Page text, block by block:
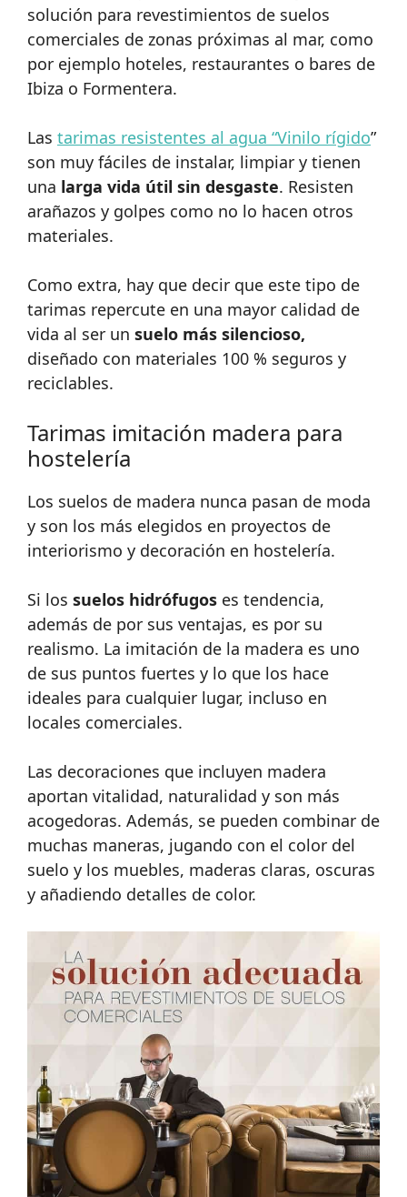
solución para revestimientos de suelos
comerciales de zonas próximas al mar, como
por ejemplo hoteles, restaurantes o bares de
Ibiza o Formentera.
Las tarimas resistentes al agua “Vinilo rígido”
son muy fáciles de instalar, limpiar y tienen
una larga vida útil sin desgaste. Resisten
arañazos y golpes como no lo hacen otros
materiales.
Como extra, hay que decir que este tipo de
tarimas repercute en una mayor calidad de
vida al ser un suelo más silencioso,
diseñado con materiales 100 % seguros y
reciclables.
Tarimas imitación madera para
hostelería
Los suelos de madera nunca pasan de moda
y son los más elegidos en proyectos de
interiorismo y decoración en hostelería.
Si los suelos hidrófugos es tendencia,
además de por sus ventajas, es por su
realismo. La imitación de la madera es uno
de sus puntos fuertes y lo que los hace
ideales para cualquier lugar, incluso en
locales comerciales.
Las decoraciones que incluyen madera
aportan vitalidad, naturalidad y son más
acogedoras. Además, se pueden combinar de
muchas maneras, jugando con el color del
suelo y los muebles, maderas claras, oscuras
y añadiendo detalles de color.